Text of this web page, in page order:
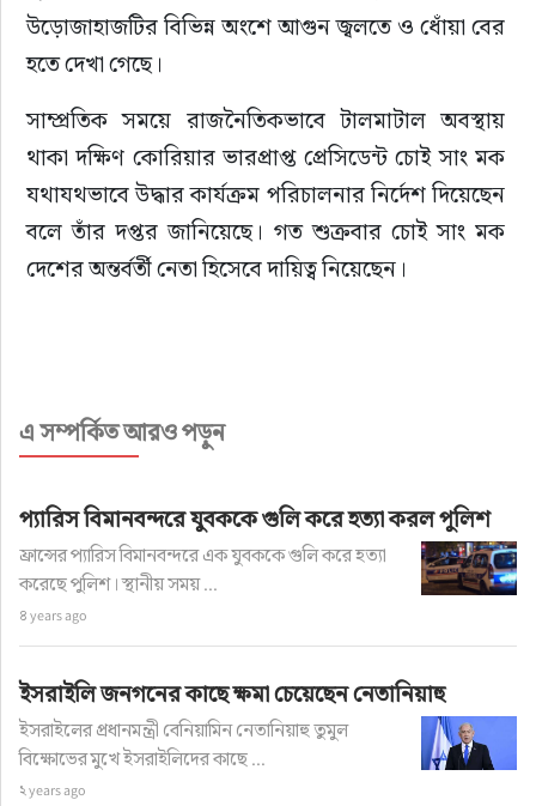
উড়োজাহাজটির বিভিন্ন অংশে আগুন জ্বলতে ও ধোঁয়া বের
হতে দেখা গেছে।
সাম্প্রতিক সময়ে রাজনৈতিকভাবে টালমাটাল অবস্থায়
থাকা দক্ষিণ কোরিয়ার ভারপ্রাপ্ত প্রেসিডেন্ট চোই সাং মক
যথাযথভাবে উদ্ধার কার্যক্রম পরিচালনার নির্দেশ দিয়েছেন
বলে তাঁর দপ্তর জানিয়েছে। গত শুক্রবার চোই সাং মক
দেশের অন্তর্বর্তী নেতা হিসেবে দায়িত্ব নিয়েছেন।
এ সম্পর্কিত আরও পড়ুন
প্যারিস বিমানবন্দরে যুবককে গুলি করে হত্যা করল পুলিশ
ফ্রান্সের প্যারিস বিমানবন্দরে এক যুবককে গুলি করে হত্যা
করেছে পুলিশ। স্থানীয় সময় ...
৪ years ago
ইসরাইলি জনগনের কাছে ক্ষমা চেয়েছেন নেতানিয়াহু
ইসরাইলের প্রধানমন্ত্রী বেনিয়ামিন নেতানিয়াহু তুমুল
বিক্ষোভের মুখে ইসরাইলিদের কাছে ...
২ years ago